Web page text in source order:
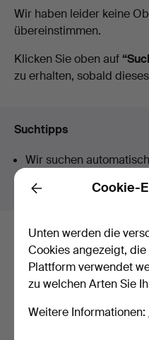
Laufende
Wir haben leider keine
übereinstimmen.
Klicken Sie oben auf
zu erhalten, sobald
Suchtipps
Wir suchen
Hier sind
Archiv, die mit
Back Cookie-
Unten werden die
Cookies angezeigt,
Plattform verwendet
zu welchen Arten Sie
Weitere Informationen: